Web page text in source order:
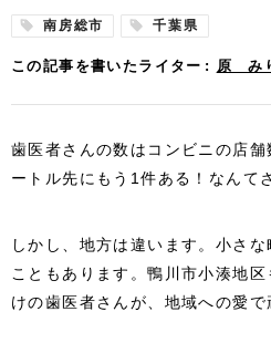
南房総市 千葉県
この記事を書いたライター 原 み
歯医者さんの数はコンビニの店
ートル先にもう1件ある！なんて
しかし、地方は違います。小さ
こともあります。鴨川市小湊地
けの歯医者さんが、地域への愛